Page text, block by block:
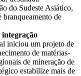
do Sudeste Asiático,
branqueamento de
iniciou um projeto de
de matérias-
de mineração de
estabilize mais de